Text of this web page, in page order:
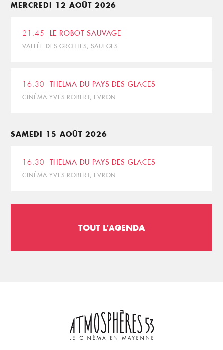
MERCREDI 12 AOÛT 2026
21:45 LE ROBOT SAUVAGE
VALLÉE DES GROTTES, SAULGES
16:30 THELMA DU PAYS DES GLACES
CINÉMA YVES ROBERT, EVRON
SAMEDI 15 AOÛT 2026
16:30 THELMA DU PAYS DES GLACES
CINÉMA YVES ROBERT, EVRON
TOUT L'AGENDA